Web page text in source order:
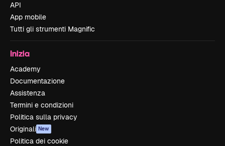
API
App mobile
Tutti gli strumenti Magnific
Inizia
Academy
Documentazione
Assistenza
Termini e condizioni
Politica sulla privacy
Originali New
Politica dei cookie